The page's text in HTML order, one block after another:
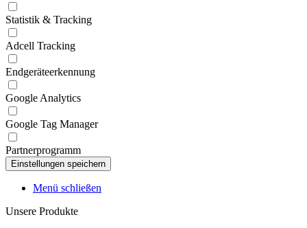
Statistik & Tracking
Adcell Tracking
Endgeräteerkennung
Google Analytics
Google Tag Manager
Partnerprogramm
Menü schließen
Unsere Produkte